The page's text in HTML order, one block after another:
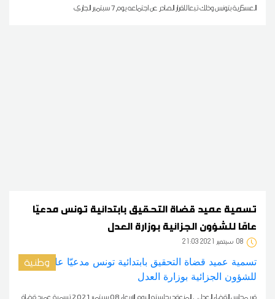
العسكرية بتونس وذلك تبعا للقرار الصادر عن اجتماعه يوم 7 سبتمبر الجاري
تسمية عميد قضاة التحقيق بابتدائية تونس مدعيّا
عامّا للشؤون الجزائية بوزارة العدل
08 21:03 2021 سبتمبر
وطنية